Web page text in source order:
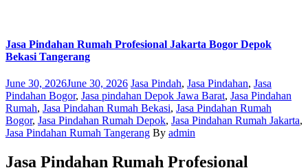
Jasa Pindahan Rumah Profesional Jakarta Bogor Depok
Bekasi Tangerang
Posted
on
June 30, 2026June 30, 2026 Categories
Jasa Pindah, Jasa Pindahan, Jasa
Pindahan Bogor, Jasa pindahan Depok Jawa Barat, Jasa Pindahan
Rumah, Jasa Pindahan Rumah Bekasi, Jasa Pindahan Rumah
Bogor, Jasa Pindahan Rumah Depok, Jasa Pindahan Rumah Jakarta,
Jasa Pindahan Rumah Tangerang Author
By admin
Jasa Pindahan Rumah Profesional